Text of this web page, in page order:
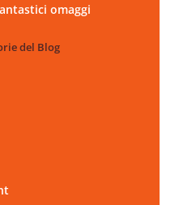
omaggi
del Blog